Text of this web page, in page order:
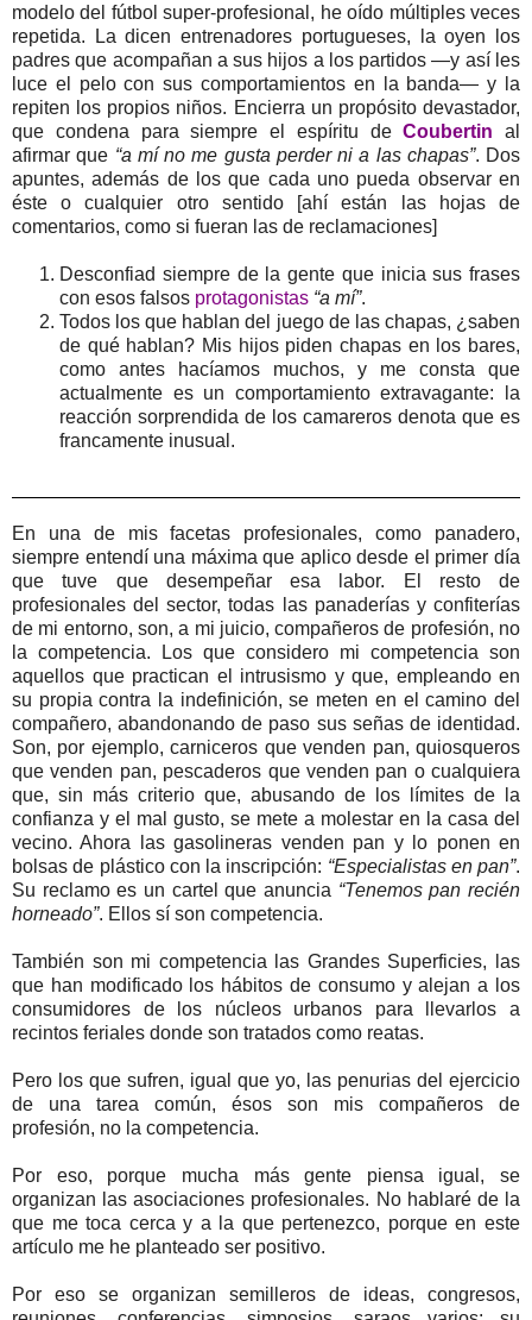
modelo del fútbol super-profesional, he oído múltiples veces
repetida. La dicen entrenadores portugueses, la oyen los
padres que acompañan a sus hijos a los partidos —y así les
luce el pelo con sus comportamientos en la banda— y la
repiten los propios niños. Encierra un propósito devastador,
que condena para siempre el espíritu deCoubertin al
afirmar que “a mí no me gusta perder ni a las chapas”. Dos
apuntes, además de los que cada uno pueda observar en
éste o cualquier otro sentido [ahí están las hojas de
comentarios, como si fueran las de reclamaciones]
Desconfiad siempre de la gente que inicia sus frases
con esos falsos protagonistas “a mí”.
Todos los que hablan del juego de las chapas, ¿saben
de qué hablan? Mis hijos piden chapas en los bares,
como antes hacíamos muchos, y me consta que
actualmente es un comportamiento extravagante: la
reacción sorprendida de los camareros denota que es
francamente inusual.
En una de mis facetas profesionales, como panadero,
siempre entendí una máxima que aplico desde el primer día
que tuve que desempeñar esa labor. El resto de
profesionales del sector, todas las panaderías y confiterías
de mi entorno, son, a mi juicio, compañeros de profesión, no
la competencia. Los que considero mi competencia son
aquellos que practican el intrusismo y que, empleando en
su propia contra la indefinición, se meten en el camino del
compañero, abandonando de paso sus señas de identidad.
Son, por ejemplo, carniceros que venden pan, quiosqueros
que venden pan, pescaderos que venden pan o cualquiera
que, sin más criterio que, abusando de los límites de la
confianza y el mal gusto, se mete a molestar en la casa del
vecino. Ahora las gasolineras venden pan y lo ponen en
bolsas de plástico con la inscripción: “Especialistas en pan”.
Su reclamo es un cartel que anuncia “Tenemos pan recién
horneado”. Ellos sí son competencia.
También son mi competencia las Grandes Superficies, las
que han modificado los hábitos de consumo y alejan a los
consumidores de los núcleos urbanos para llevarlos a
recintos feriales donde son tratados como reatas.
Pero los que sufren, igual que yo, las penurias del ejercicio
de una tarea común, ésos son mis compañeros de
profesión, no la competencia.
Por eso, porque mucha más gente piensa igual, se
organizan las asociaciones profesionales. No hablaré de la
que me toca cerca y a la que pertenezco, porque en este
artículo me he planteado ser positivo.
Por eso se organizan semilleros de ideas, congresos,